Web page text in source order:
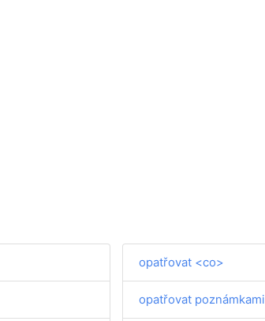
opatřovat <co>
opatřovat poznámkami